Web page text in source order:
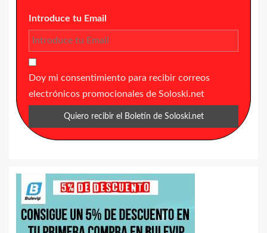
Introduce tu Email
Doy mi consentimiento para recibir correos
electrónicos promocionales de Soloski.net